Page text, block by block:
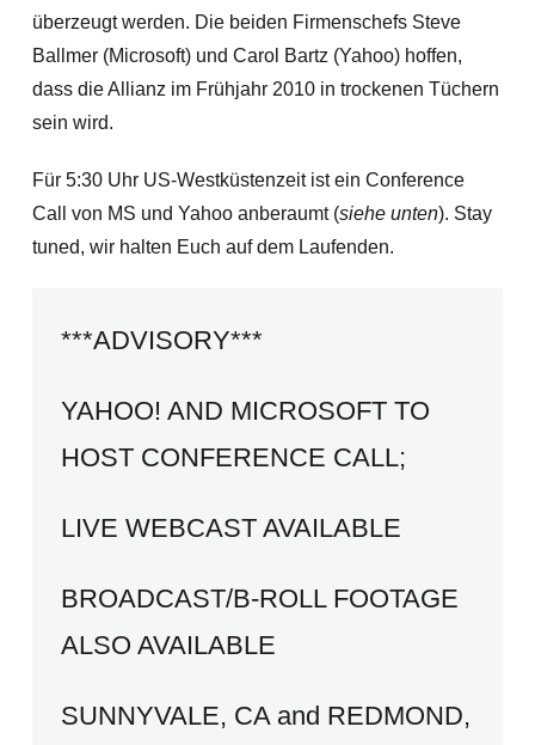
überzeugt werden. Die beiden Firmenschefs Steve
Ballmer (Microsoft) und Carol Bartz (Yahoo) hoffen,
dass die Allianz im Frühjahr 2010 in trockenen Tüchern
sein wird.
Für 5:30 Uhr US-Westküstenzeit ist ein Conference
Call von MS und Yahoo anberaumt (siehe unten). Stay
tuned, wir halten Euch auf dem Laufenden.
***ADVISORY***
YAHOO! AND MICROSOFT TO
HOST CONFERENCE CALL;
LIVE WEBCAST AVAILABLE
BROADCAST/B-ROLL FOOTAGE
ALSO AVAILABLE
SUNNYVALE, CA and REDMOND,